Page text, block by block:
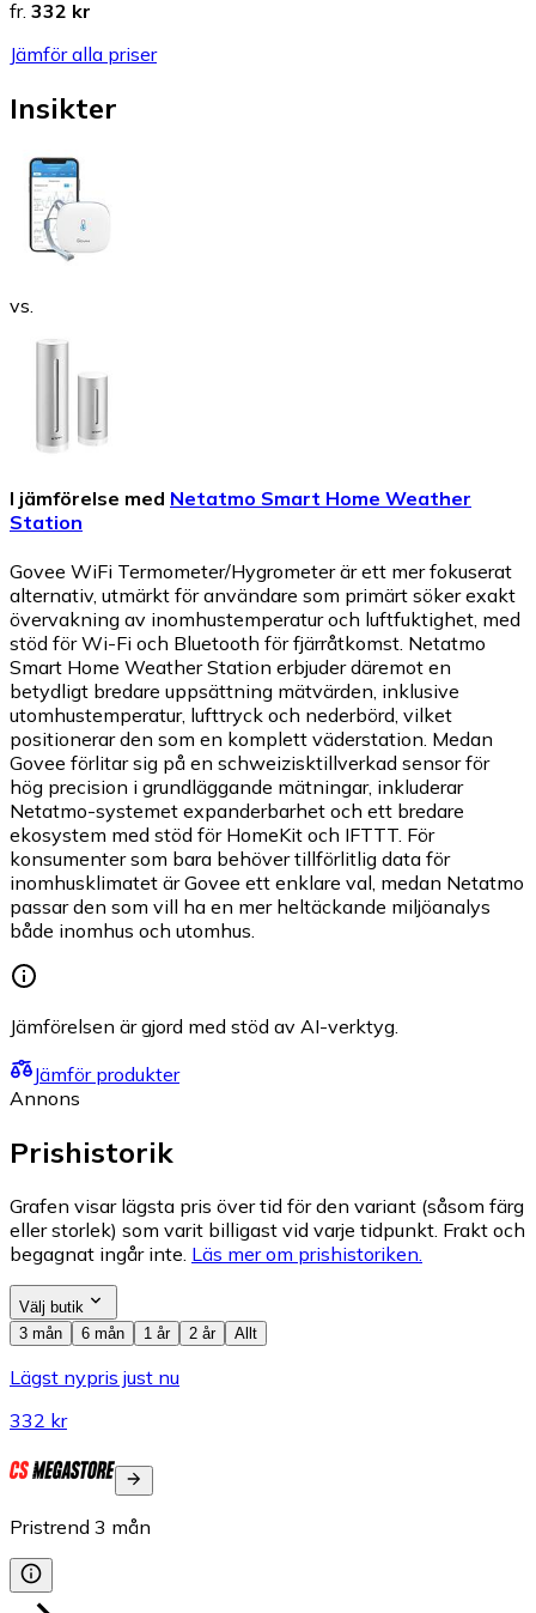
fr. 332 kr
Jämför alla priser
Insikter
vs.
I jämförelse med Netatmo Smart Home Weather
Station
Govee WiFi Termometer/Hygrometer är ett mer fokuserat
alternativ, utmärkt för användare som primärt söker exakt
övervakning av inomhustemperatur och luftfuktighet, med
stöd för Wi-Fi och Bluetooth för fjärråtkomst. Netatmo
Smart Home Weather Station erbjuder däremot en
betydligt bredare uppsättning mätvärden, inklusive
utomhustemperatur, lufttryck och nederbörd, vilket
positionerar den som en komplett väderstation. Medan
Govee förlitar sig på en schweizisktillverkad sensor för
hög precision i grundläggande mätningar, inkluderar
Netatmo-systemet expanderbarhet och ett bredare
ekosystem med stöd för HomeKit och IFTTT. För
konsumenter som bara behöver tillförlitlig data för
inomhusklimatet är Govee ett enklare val, medan Netatmo
passar den som vill ha en mer heltäckande miljöanalys
både inomhus och utomhus.
Jämförelsen är gjord med stöd av AI-verktyg.
Jämför produkter
Annons
Prishistorik
Grafen visar lägsta pris över tid för den variant (såsom färg
eller storlek) som varit billigast vid varje tidpunkt. Frakt och
begagnat ingår inte. Läs mer om prishistoriken.
Välj butik
3 mån
6 mån 1 år 2 år Allt
Lägst nypris just nu
332 kr
Pristrend 3 mån